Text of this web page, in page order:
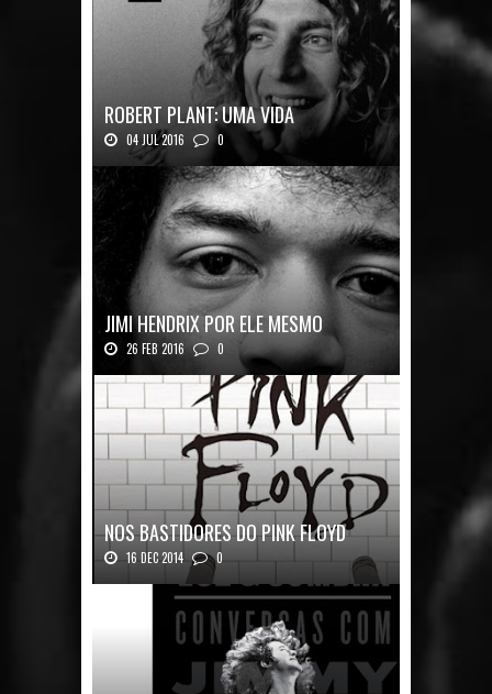
ROBERT PLANT: UMA VIDA
04 JUL 2016 0
Robert Plant, o vocalista do Led Zeppeli...
JIMI HENDRIX POR ELE MESMO
26 FEB 2016 0
Texto histórico expõe a mente do mestre J...
NOS BASTIDORES DO PINK FLOYD
16 DEC 2014 0
Nos Bastidores do Pink Floyd Autor: Mark B...